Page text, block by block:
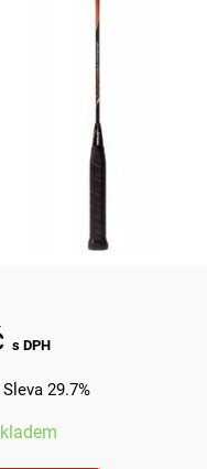
s DPH
Sleva 29.7%